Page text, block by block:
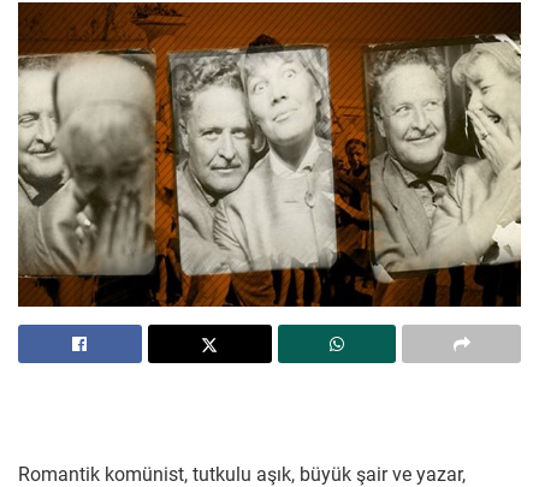
Romantik komünist, tutkulu aşık, büyük şair ve yazar,